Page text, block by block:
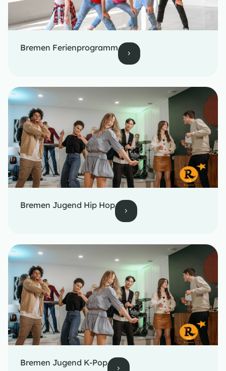
Bremen Ferienprogramm
Bremen Jugend Hip Hop
Bremen Jugend K-Pop